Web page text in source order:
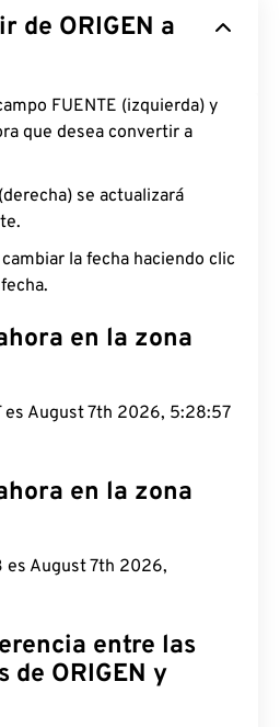
de ORIGEN a
FUENTE (izquierda) y
que desea convertir a
se actualizará
la fecha haciendo clic
en la zona
es August 7th 2026, 5:28:58
en la zona
es August 7th 2026,
entre las
de ORIGEN y